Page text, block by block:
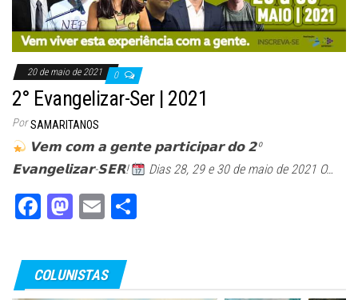
20 de maio de 2021 0
2° Evangelizar-Ser | 2021
Por SAMARITANOS
𝗩𝗲𝗺 𝗰𝗼𝗺 𝗮 𝗴𝗲𝗻𝘁𝗲 𝗽𝗮𝗿𝘁𝗶𝗰𝗶𝗽𝗮𝗿 𝗱𝗼 𝟮º
𝗘𝘃𝗮𝗻𝗴𝗲𝗹𝗶𝘇𝗮𝗿-𝗦𝗘𝗥!
Dias 28, 29 e 30 de maio de 2021 O…
Fa
bo
ok
M
to
do
E
ail
COLUNISTAS